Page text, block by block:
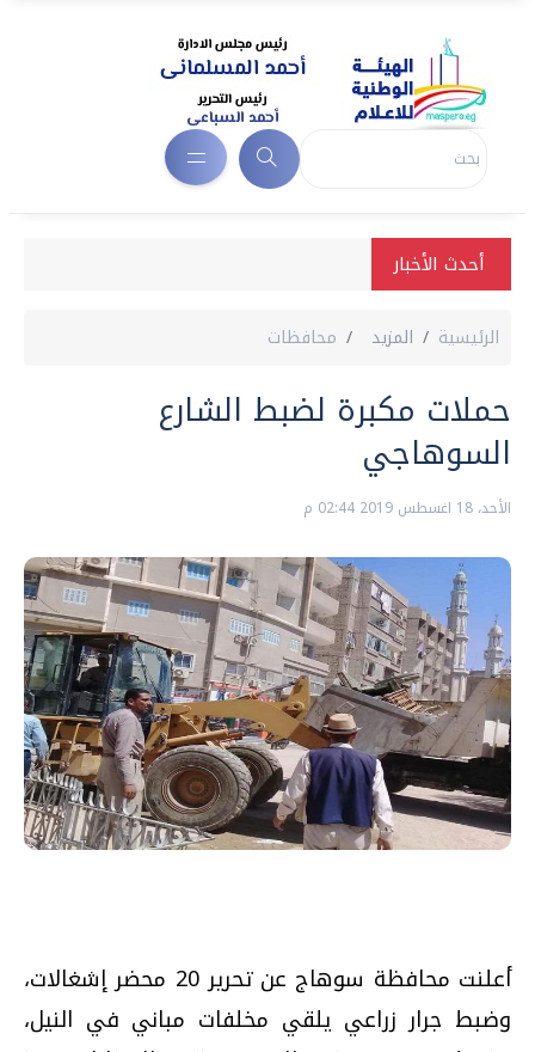
أحدث الأخبار
الرئيسية المزيد محافظات
حملات مكبرة لضبط الشارع
السوهاجي
الأحد، 18 اغسطس 2019 02:44 م
أعلنت محافظة سوهاج عن تحرير 20 محضر إشغالات،
وضبط جرار زراعي يلقي مخلفات مباني في النيل،